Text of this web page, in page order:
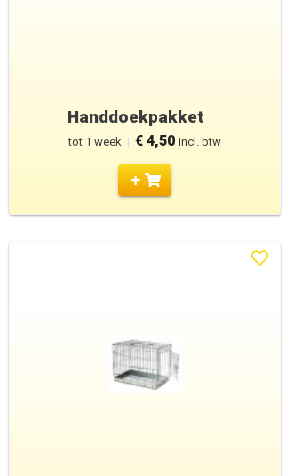
Handdoekpakket
tot 1 week | € 4,50 incl. btw